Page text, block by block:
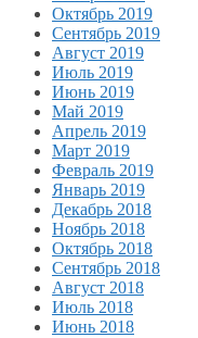
Октябрь 2019
Сентябрь 2019
Август 2019
Июль 2019
Июнь 2019
Май 2019
Апрель 2019
Март 2019
Февраль 2019
Январь 2019
Декабрь 2018
Ноябрь 2018
Октябрь 2018
Сентябрь 2018
Август 2018
Июль 2018
Июнь 2018